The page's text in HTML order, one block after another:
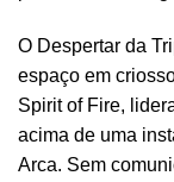
O Despertar da
espaço em
Spirit of Fire,
acima de uma
Arca. Sem